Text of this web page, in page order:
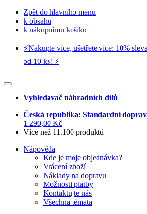
Zpět do hlavního menu
k obsahu
k nákupnímu košíku
⚡️Nakupte více, ušetřete více: 10%
od 10 ks! ⚡️
Vyhledávač náhradních dílů
Česká republika: Standardní
1 290,00 Kč
Více než 11.100 produktů
Nápověda
Kde je moje objednávka?
Vrácení zboží
Náklady na dopravu
Možnosti platby
Kontaktujte nás
Všechna témata